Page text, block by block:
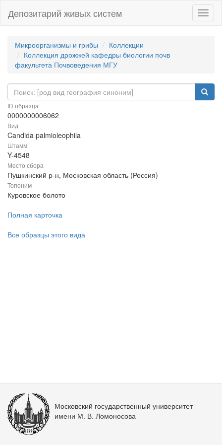
Депозитарий живых систем
Микроорганизмы и грибы
Коллекции
Коллекция дрожжей кафедры биологии почв
факультета Почвоведения МГУ
ID образца
0000000006062
Вид
Candida palmioleophila
Штамм
Y-4548
Место сбора
Пушкинский р-н, Московская область (Россия)
Топоним
Куровское болото
Полная карточка
Все образцы этого вида
Московский государственный университет
имени М. В. Ломоносова